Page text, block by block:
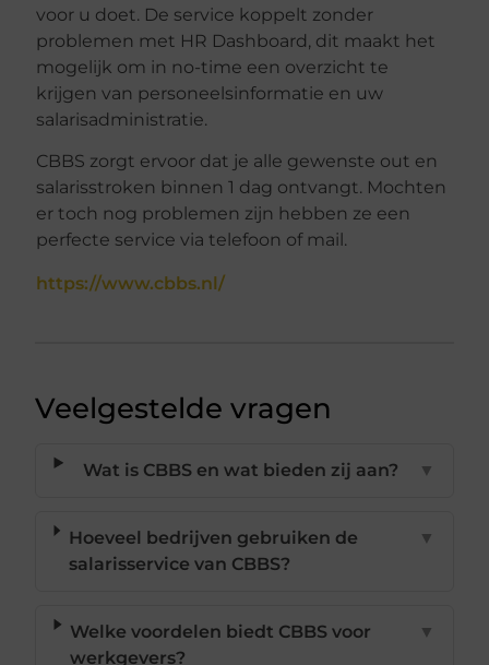
voor u doet. De service koppelt zonder
problemen met HR Dashboard, dit maakt het
mogelijk om in no-time een overzicht te
krijgen van personeelsinformatie en uw
salarisadministratie.
CBBS zorgt ervoor dat je alle gewenste out en
salarisstroken binnen 1 dag ontvangt. Mochten
er toch nog problemen zijn hebben ze een
perfecte service via telefoon of mail.
https://www.cbbs.nl/
Veelgestelde vragen
Wat is CBBS en wat bieden zij aan? ▼
Hoeveel bedrijven gebruiken de
salarisservice van CBBS?
▼
Welke voordelen biedt CBBS voor
werkgevers?
▼